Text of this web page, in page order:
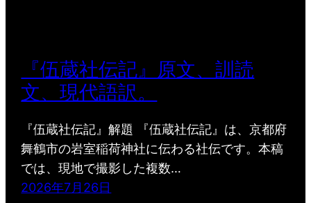
『伍蔵社伝記』原文、訓読
文、現代語訳。
『伍蔵社伝記』解題 『伍蔵社伝記』は、京都府
舞鶴市の岩室稲荷神社に伝わる社伝です。本稿
では、現地で撮影した複数…
2026年7月26日